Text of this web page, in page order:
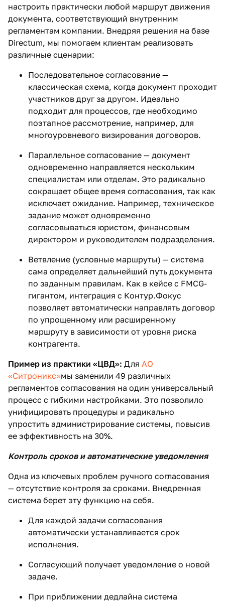
настроить практически любой маршрут движения
документа, соответствующий внутренним
регламентам компании. Внедряя решения на базе
Directum, мы помогаем клиентам реализовать
различные сценарии:
Последовательное согласование —
классическая схема, когда документ проходит
участников друг за другом. Идеально
подходит для процессов, где необходимо
поэтапное рассмотрение, например, для
многоуровневого визирования договоров.
Параллельное согласование — документ
одновременно направляется нескольким
специалистам или отделам. Это радикально
сокращает общее время согласования, так как
исключает ожидание. Например, техническое
задание может одновременно
согласовываться юристом, финансовым
директором и руководителем подразделения.
Ветвление (условные маршруты) — система
сама определяет дальнейший путь документа
по заданным правилам. Как в кейсе с FMCG-
гигантом, интеграция с Контур.Фокус
позволяет автоматически направлять договор
по упрощенному или расширенному
маршруту в зависимости от уровня риска
контрагента.
Пример из практики «ЦВД»: Для АО
«Ситроникс»мы заменили 49 различных
регламентов согласования на один универсальный
процесс с гибкими настройками. Это позволило
унифицировать процедуры и радикально
упростить администрирование системы, повысив
ее эффективность на 30%.
Контроль сроков и автоматические уведомления
Одна из ключевых проблем ручного согласования
— отсутствие контроля за сроками. Внедренная
система берет эту функцию на себя.
Для каждой задачи согласования
автоматически устанавливается срок
исполнения.
Согласующий получает уведомление о новой
задаче.
При приближении дедлайна система